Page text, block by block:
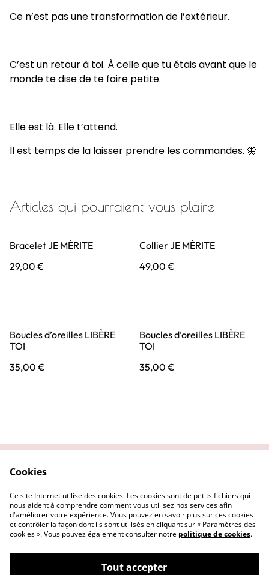
Ce n’est pas une transformation de l’extérieur.
C’est un retour à toi. À celle que tu étais avant que le
monde te dise de te faire petite.
Elle est là. Elle t’attend.
Il est temps de la laisser prendre les commandes. 🦋
Articles qui pourraient vous plaire
Bracelet JE MÉRITE
29,00 €
Collier JE MÉRITE
49,00 €
Boucles d’oreilles LIBÈRE
TOI
35,00 €
Boucles d’oreilles LIBÈRE
TOI
35,00 €
Politique de
confidentialité
Politique de cookies
Cookies
Ce site Internet utilise des cookies. Les cookies sont de petits fichiers qui
nous aident à comprendre comment vous utilisez nos services afin
d'améliorer votre expérience. Vous pouvez en savoir plus sur ces cookies
et contrôler la façon dont ils sont utilisés en cliquant sur « Paramètres des
cookies ». Vous pouvez également consulter notre politique de cookies.
Tout accepter